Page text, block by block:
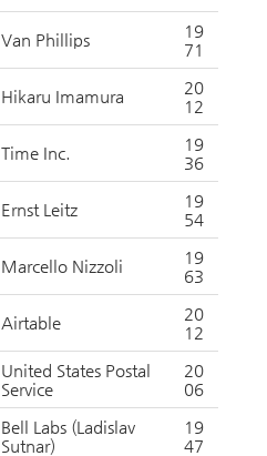
Van Phillips
19
71
Hikaru Imamura
20
12
Time Inc.
19
36
Ernst Leitz
19
54
Marcello Nizzoli
19
63
Airtable
20
12
United States Postal
Service
20
06
Bell Labs (Ladislav
Sutnar)
19
47